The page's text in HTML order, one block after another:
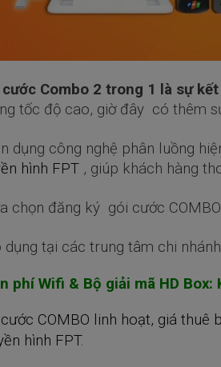
cước Combo 2 trong 1 là sự
tốc độ cao, giờ đây có thêm
dụng công nghệ phân luồng
hình FPT , giúp khách hàng
chọn đăng ký gói cước
dụng tại các trung tâm chi
phí Wifi & Bộ giải mã HD
COMBO linh hoạt, giá thuê
hình FPT.